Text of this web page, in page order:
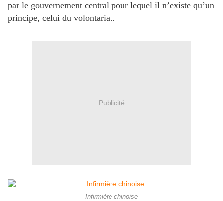
par le gouvernement central pour lequel il n’existe qu’un
principe, celui du volontariat.
Publicité
Infirmière chinoise